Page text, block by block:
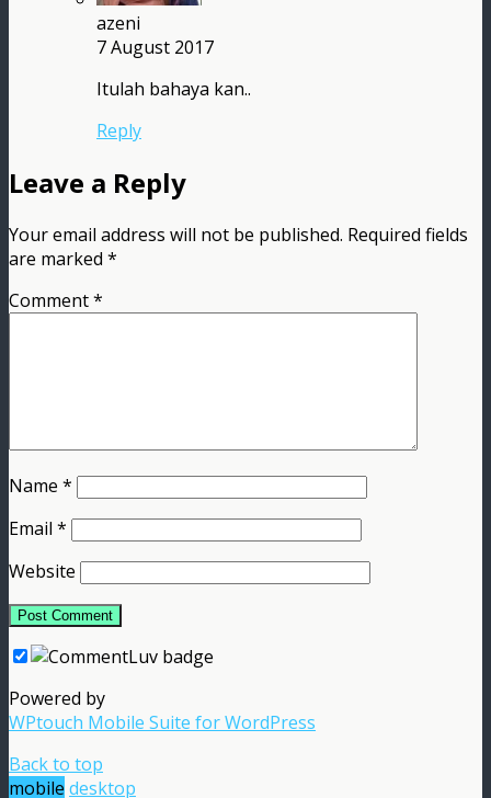
azeni
7 August 2017
Itulah bahaya kan..
Reply
Leave a Reply
Your email address will not be published. Required fields
are marked *
Comment*
Name *
Email *
Website
Powered by
WPtouch Mobile Suite for WordPress
Back to top
mobile desktop